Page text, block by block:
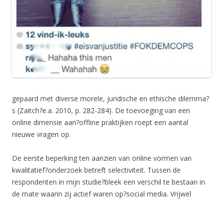
gepaard met diverse morele, juridische en ethische dilemma?
s (Zaitch?e.a. 2010, p. 282-284). De toevoeging van een
online dimensie aan?offline praktijken roept een aantal
nieuwe vragen op.
De eerste beperking ten aanzien van online vormen van
kwalitatief?onderzoek betreft selectiviteit. Tussen de
respondenten in mijn studie?bleek een verschil te bestaan in
de mate waarin zij actief waren op?social media. Vrijwel